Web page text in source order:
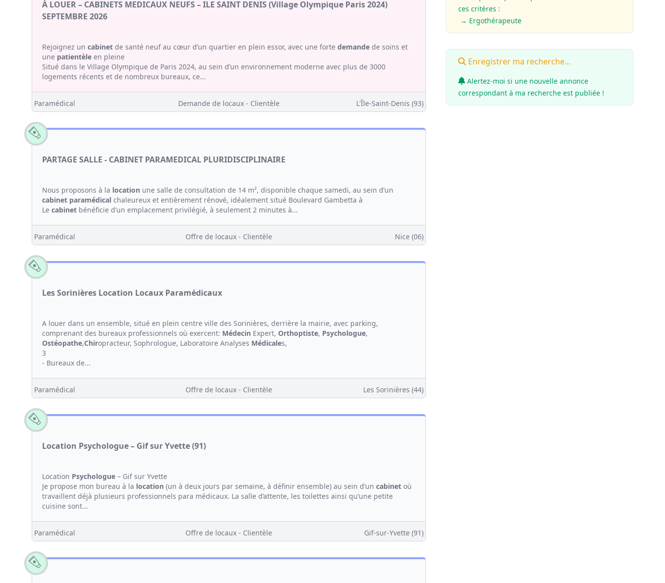
À LOUER – CABINETS MEDICAUX NEUFS – ILE SAINT DENIS (Village Olympique Paris 2024)
SEPTEMBRE 2026
Rejoignez un cabinet de santé neuf au cœur d’un quartier en plein essor, avec une forte demande de soins et
une patientèle en pleine
Situé dans le Village Olympique de Paris 2024, au sein d’un environnement moderne avec plus de 3000
logements récents et de nombreux bureaux, ce...
Paramédical Demande de locaux - Clientèle L'Île-Saint-Denis (93)
PARTAGE SALLE - CABINET PARAMEDICAL PLURIDISCIPLINAIRE
Nous proposons à la location une salle de consultation de 14 m², disponible chaque samedi, au sein d’un
cabinet paramédical chaleureux et entièrement rénové, idéalement situé Boulevard Gambetta à
Le cabinet bénéficie d’un emplacement privilégié, à seulement 2 minutes à...
Paramédical Offre de locaux - Clientèle Nice (06)
Les Sorinières Location Locaux Paramédicaux
A louer dans un ensemble, situé en plein centre ville des Sorinières, derrière la mairie, avec parking,
comprenant des bureaux professionnels où exercent: Médecin Expert, Orthoptiste, Psychologue,
Ostéopathe,Chiropracteur, Sophrologue, Laboratoire Analyses Médicales,
3
- Bureaux de...
Paramédical Offre de locaux - Clientèle Les Sorinières (44)
Location Psychologue – Gif sur Yvette (91)
Location Psychologue – Gif sur Yvette
Je propose mon bureau à la location (un à deux jours par semaine, à définir ensemble) au sein d’un cabinet où
travaillent déjà plusieurs professionnels para médicaux. La salle d’attente, les toilettes ainsi qu’une petite
cuisine sont...
Paramédical Offre de locaux - Clientèle Gif-sur-Yvette (91)
ces critères :
→ Ergothérapeute
Enregistrer ma recherche...
Alertez-moi si une nouvelle annonce
correspondant à ma recherche est publiée !